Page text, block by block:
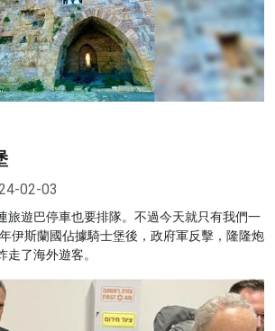
02-03
旅遊巴停車也要排隊。不過今天就只有我們一
伊斯蘭國佔據騎士堡後，政府軍反擊，隆隆炮
了海外遊客。